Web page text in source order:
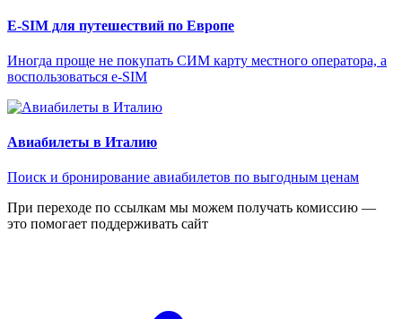
E-SIM для путешествий по Европе
Иногда проще не покупать СИМ карту местного оператора, а
воспользоваться e-SIM
Авиабилеты в Италию
Поиск и бронирование авиабилетов по выгодным ценам
При переходе по ссылкам мы можем получать комиссию —
это помогает поддерживать сайт